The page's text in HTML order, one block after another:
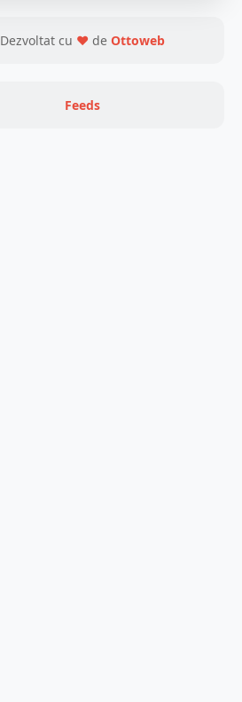
Dezvoltat cu ❤ de Ottoweb
Feeds